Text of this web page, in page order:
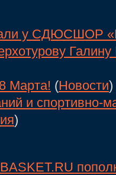
у СДЮСШОР
Марта! (Новости)
и спортивно-
)